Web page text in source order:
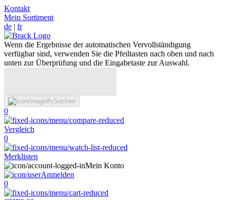
Kontakt
Mein Sortiment
de | fr
Wenn die Ergebnisse der automatischen Vervollständigung
verfügbar sind, verwenden Sie die Pfeiltasten nach oben und nach
unten zur Überprüfung und die Eingabetaste zur Auswahl.
Suchen
0
Vergleich
0
Merklisten
Mein Konto
Anmelden
0